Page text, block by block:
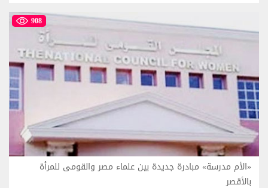
908
«الأم مدرسة» مبادرة جديدة بين علماء مصر والقومى للمرأة
بالأقصر